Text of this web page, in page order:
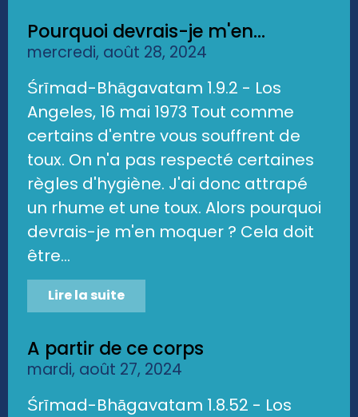
Pourquoi devrais-je m'en...
mercredi, août 28, 2024
Śrīmad-Bhāgavatam 1.9.2 - Los
Angeles, 16 mai 1973 Tout comme
certains d'entre vous souffrent de
toux. On n'a pas respecté certaines
règles d'hygiène. J'ai donc attrapé
un rhume et une toux. Alors pourquoi
devrais-je m'en moquer ? Cela doit
être...
Lire la suite
A partir de ce corps
mardi, août 27, 2024
Śrīmad-Bhāgavatam 1.8.52 - Los